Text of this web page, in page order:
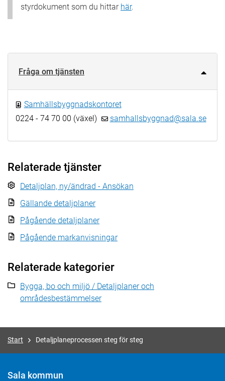
styrdokument som du hittar här.
Fråga om tjänsten
Samhällsbyggnadskontoret
0224 - 74 70 00 (växel)
samhallsbyggnad@sala.se
Relaterade tjänster
Detaljplan, ny/ändrad - Ansökan
Gällande detaljplaner
Pågående detaljplaner
Pågående markanvisningar
Relaterade kategorier
Bygga, bo och miljö / Detaljplaner och
områdesbestämmelser
Start Detaljplaneprocessen steg för steg
Sala kommun